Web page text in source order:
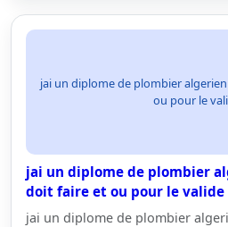
jai un diplome de plombier
ou pour le
jai un diplome de plombier
doit faire et ou pour le valide
jai un diplome de plombier